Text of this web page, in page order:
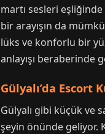
martı sesleri
bir arayışın da
lüks ve konforlu bir
anlayışı beraberinde
Gülyalı’da
Gülyalı gibi küçük ve
şeyin önünde geliyor.